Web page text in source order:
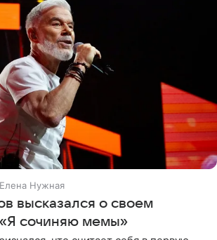
Елена Нужная
высказался о своем
сочиняю мемы»